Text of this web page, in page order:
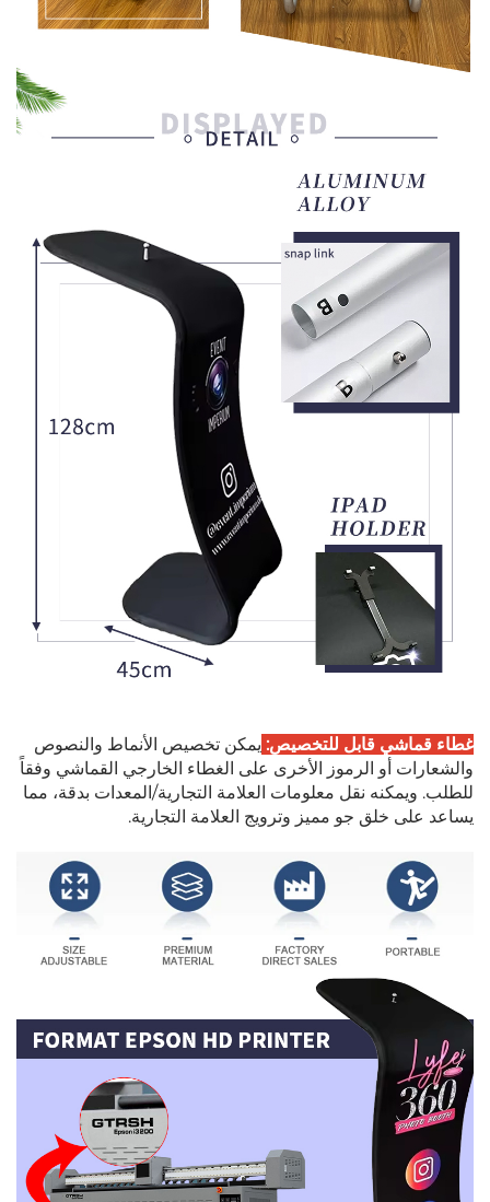
غطاء قماشي قابل للتخصيص: يمكن تخصيص الأنماط والنصوص
والشعارات أو الرموز الأخرى على الغطاء الخارجي القماشي وفقاً
للطلب. ويمكنه نقل معلومات العلامة التجارية/المعدات بدقة، مما
يساعد على خلق جو مميز وترويج العلامة التجارية.